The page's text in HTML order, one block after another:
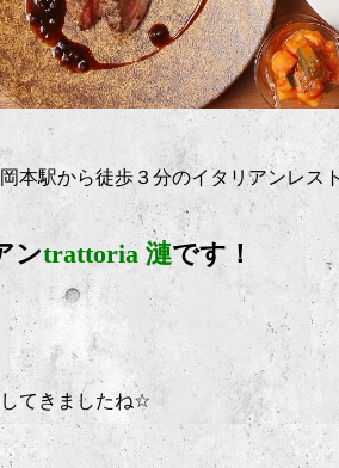
本駅から徒歩３分のイタリアンレス
ンtrattoria 漣です！
てきましたね☆